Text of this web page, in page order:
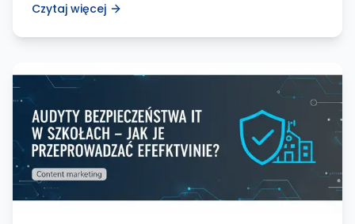
proces, który warto wdrożyć przed publikacją
Czytaj więcej